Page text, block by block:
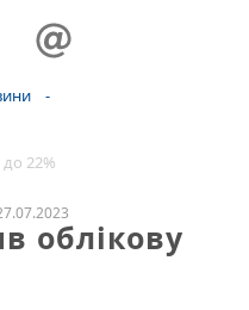
-
22%
облікову